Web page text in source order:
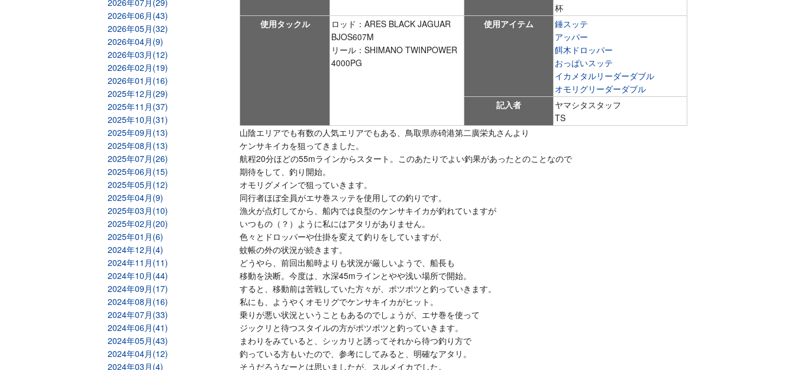
2026年07月(29)
2026年06月(43)
2026年05月(32)
2026年04月(9)
2026年03月(12)
2026年02月(19)
2026年01月(16)
2025年12月(29)
2025年11月(37)
2025年10月(31)
2025年09月(13)
2025年08月(13)
2025年07月(26)
2025年06月(15)
2025年05月(12)
2025年04月(9)
2025年03月(10)
2025年02月(20)
2025年01月(6)
2024年12月(4)
2024年11月(11)
2024年10月(44)
2024年09月(17)
2024年08月(16)
2024年07月(33)
2024年06月(41)
2024年05月(43)
2024年04月(12)
2024年03月(4)
杯
使用タックル
ロッド：ARES BLACK JAGUAR
BJOS607M
リール：SHIMANO TWINPOWER
4000PG
使用アイテム
錘スッテ
アッパー
餌木ドロッパー
おっぱいスッテ
イカメタルリーダーダブル
オモリグリーダーダブル
記入者
ヤマシタスタッフ
TS
山陰エリアでも有数の人気エリアでもある、鳥取県赤碕港第二廣栄丸さんより
ケンサキイカを狙ってきました。
航程20分ほどの55mラインからスタート。このあたりでよい釣果があったとのことなので
期待をして、釣り開始。
オモリグメインで狙っていきます。
同行者ほぼ全員がエサ巻スッテを使用しての釣りです。
漁火が点灯してから、船内では良型のケンサキイカが釣れていますが
いつもの（？）ように私にはアタリがありません。
色々とドロッパーや仕掛を変えて釣りをしていますが、
蚊帳の外の状況が続きます。
どうやら、前回出船時よりも状況が厳しいようで、船長も
移動を決断。今度は、水深45mラインとやや浅い場所で開始。
すると、移動前は苦戦していた方々が、ポツポツと釣っていきます。
私にも、ようやくオモリグでケンサキイカがヒット。
乗りが悪い状況ということもあるのでしょうが、エサ巻を使って
ジックリと待つスタイルの方がポツポツと釣っていきます。
まわりをみていると、シッカリと誘ってそれから待つ釣り方で
釣っている方もいたので、参考にしてみると、明確なアタリ。
そうだろうなーとは思いましたが、スルメイカでした。